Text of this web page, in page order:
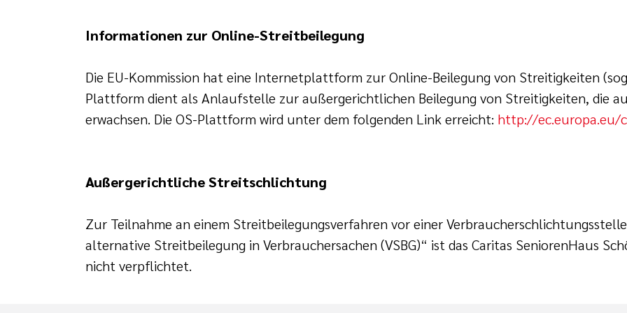
Informationen zur Online-Streitbeilegung
Die EU-Kommission hat eine Internetplattform zur Online-Beilegung von Streitigkeiten
Plattform dient als Anlaufstelle zur außergerichtlichen Beilegung von Streitigkeiten, die
erwachsen. Die OS-Plattform wird unter dem folgenden Link erreicht: http://ec.europa.eu/
Außergerichtliche Streitschlichtung
Zur Teilnahme an einem Streitbeilegungsverfahren vor einer
alternative Streitbeilegung in Verbrauchersachen (VSBG)“ ist das Caritas SeniorenHaus
nicht verpflichtet.